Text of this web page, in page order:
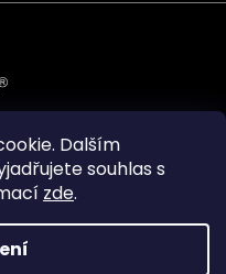
Dalším
souhlas s
zde.